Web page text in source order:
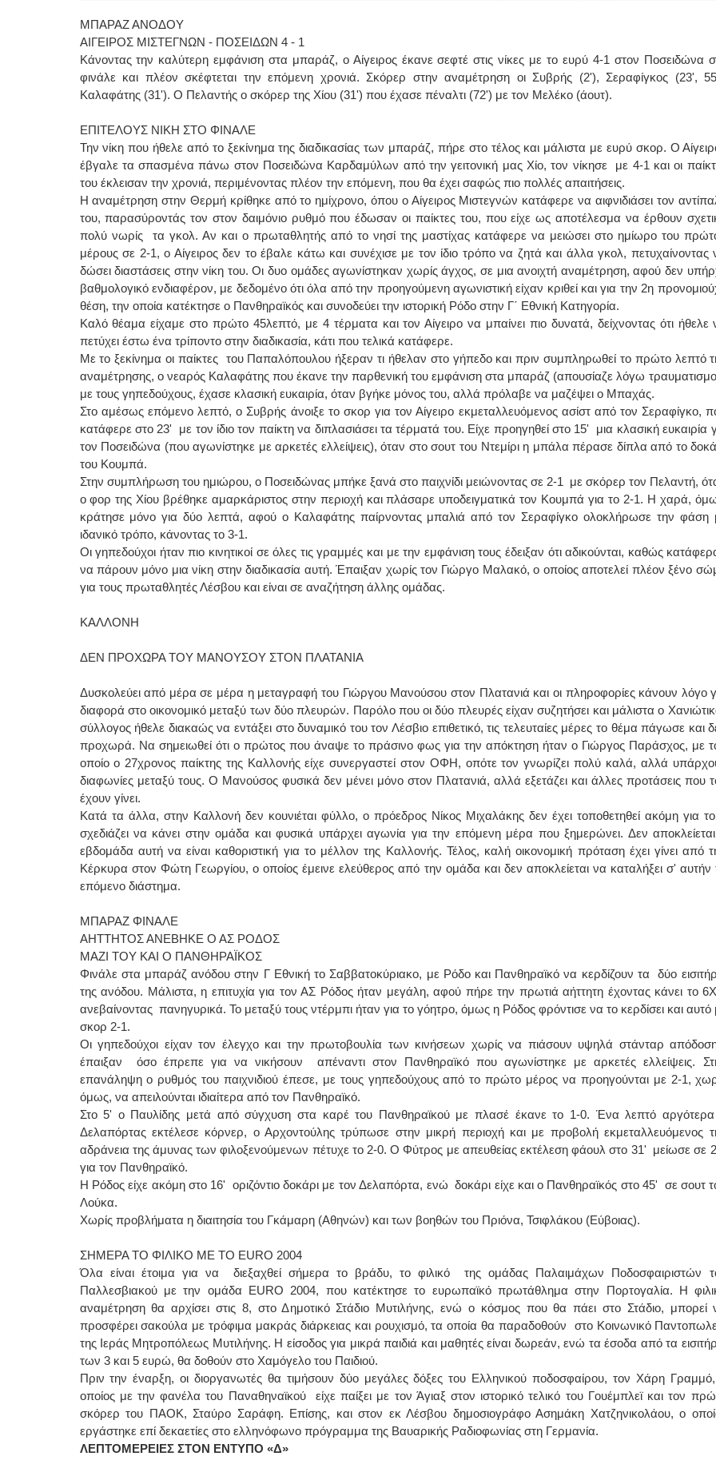
ΜΠΑΡΑΖ ΑΝΟΔΟΥ
ΑΙΓΕΙΡΟΣ ΜΙΣΤΕΓΝΩΝ - ΠΟΣΕΙΔΩΝ 4 - 1
Κάνοντας την καλύτερη εμφάνιση στα μπαράζ, ο Αίγειρος έκανε σεφτέ στις νίκες με το ευρύ 4-1 στον Ποσειδώνα
φινάλε και πλέον σκέφτεται την επόμενη χρονιά. Σκόρερ στην αναμέτρηση οι Συβρής (2'), Σεραφίγκος (23',
Καλαφάτης (31'). Ο Πελαντής ο σκόρερ της Χίου (31') που έχασε πέναλτι (72') με τον Μελέκο (άουτ).
ΕΠΙΤΕΛΟΥΣ ΝΙΚΗ ΣΤΟ ΦΙΝΑΛΕ
Την νίκη που ήθελε από το ξεκίνημα της διαδικασίας των μπαράζ, πήρε στο τέλος και μάλιστα με ευρύ σκορ. Ο
έβγαλε τα σπασμένα πάνω στον Ποσειδώνα Καρδαμύλων από την γειτονική μας Χίο, τον νίκησε με 4-1 και οι
του έκλεισαν την χρονιά, περιμένοντας πλέον την επόμενη, που θα έχει σαφώς πιο πολλές απαιτήσεις.
Η αναμέτρηση στην Θερμή κρίθηκε από το ημίχρονο, όπου ο Αίγειρος Μιστεγνών κατάφερε να αιφνιδιάσει τον
του, παρασύροντάς τον στον δαιμόνιο ρυθμό που έδωσαν οι παίκτες του, που είχε ως αποτέλεσμα να έρθουν
πολύ νωρίς τα γκολ. Αν και ο πρωταθλητής από το νησί της μαστίχας κατάφερε να μειώσει στο ημίωρο του
μέρους σε 2-1, ο Αίγειρος δεν το έβαλε κάτω και συνέχισε με τον ίδιο τρόπο να ζητά και άλλα γκολ, πετυχαίνοντας
δώσει διαστάσεις στην νίκη του. Οι δυο ομάδες αγωνίστηκαν χωρίς άγχος, σε μια ανοιχτή αναμέτρηση, αφού δεν
βαθμολογικό ενδιαφέρον, με δεδομένο ότι όλα από την προηγούμενη αγωνιστική είχαν κριθεί και για την 2η
θέση, την οποία κατέκτησε ο Πανθηραϊκός και συνοδεύει την ιστορική Ρόδο στην Γ΄ Εθνική Κατηγορία.
Καλό θέαμα είχαμε στο πρώτο 45λεπτό, με 4 τέρματα και τον Αίγειρο να μπαίνει πιο δυνατά, δείχνοντας ότι ήθελε
πετύχει έστω ένα τρίποντο στην διαδικασία, κάτι που τελικά κατάφερε.
Με το ξεκίνημα οι παίκτες του Παπαλόπουλου ήξεραν τι ήθελαν στο γήπεδο και πριν συμπληρωθεί το πρώτο λεπτό
αναμέτρησης, ο νεαρός Καλαφάτης που έκανε την παρθενική του εμφάνιση στα μπαράζ (απουσίαζε λόγω
με τους γηπεδούχους, έχασε κλασική ευκαιρία, όταν βγήκε μόνος του, αλλά πρόλαβε να μαζέψει ο Μπαχάς.
Στο αμέσως επόμενο λεπτό, ο Συβρής άνοιξε το σκορ για τον Αίγειρο εκμεταλλευόμενος ασίστ από τον Σεραφίγκο,
κατάφερε στο 23' με τον ίδιο τον παίκτη να διπλασιάσει τα τέρματά του. Είχε προηγηθεί στο 15' μια κλασική ευκαιρία
τον Ποσειδώνα (που αγωνίστηκε με αρκετές ελλείψεις), όταν στο σουτ του Ντεμίρι η μπάλα πέρασε δίπλα από το
του Κουμπά.
Στην συμπλήρωση του ημιώρου, ο Ποσειδώνας μπήκε ξανά στο παιχνίδι μειώνοντας σε 2-1 με σκόρερ τον Πελαντή,
ο φορ της Χίου βρέθηκε αμαρκάριστος στην περιοχή και πλάσαρε υποδειγματικά τον Κουμπά για το 2-1. Η χαρά,
κράτησε μόνο για δύο λεπτά, αφού ο Καλαφάτης παίρνοντας μπαλιά από τον Σεραφίγκο ολοκλήρωσε την φάση
ιδανικό τρόπο, κάνοντας το 3-1.
Οι γηπεδούχοι ήταν πιο κινητικοί σε όλες τις γραμμές και με την εμφάνιση τους έδειξαν ότι αδικούνται, καθώς
να πάρουν μόνο μια νίκη στην διαδικασία αυτή. Έπαιξαν χωρίς τον Γιώργο Μαλακό, ο οποίος αποτελεί πλέον ξένο
για τους πρωταθλητές Λέσβου και είναι σε αναζήτηση άλλης ομάδας.
ΚΑΛΛΟΝΗ
ΔΕΝ ΠΡΟΧΩΡΑ ΤΟΥ ΜΑΝΟΥΣΟΥ ΣΤΟΝ ΠΛΑΤΑΝΙΑ
Δυσκολεύει από μέρα σε μέρα η μεταγραφή του Γιώργου Μανούσου στον Πλατανιά και οι πληροφορίες κάνουν λόγο
διαφορά στο οικονομικό μεταξύ των δύο πλευρών. Παρόλο που οι δύο πλευρές είχαν συζητήσει και μάλιστα ο
σύλλογος ήθελε διακαώς να εντάξει στο δυναμικό του τον Λέσβιο επιθετικό, τις τελευταίες μέρες το θέμα πάγωσε και
προχωρά. Να σημειωθεί ότι ο πρώτος που άναψε το πράσινο φως για την απόκτηση ήταν ο Γιώργος Παράσχος, με
οποίο ο 27χρονος παίκτης της Καλλονής είχε συνεργαστεί στον ΟΦΗ, οπότε τον γνωρίζει πολύ καλά, αλλά
διαφωνίες μεταξύ τους. Ο Μανούσος φυσικά δεν μένει μόνο στον Πλατανιά, αλλά εξετάζει και άλλες προτάσεις που
έχουν γίνει.
Κατά τα άλλα, στην Καλλονή δεν κουνιέται φύλλο, ο πρόεδρος Νίκος Μιχαλάκης δεν έχει τοποθετηθεί ακόμη για το
σχεδιάζει να κάνει στην ομάδα και φυσικά υπάρχει αγωνία για την επόμενη μέρα που ξημερώνει. Δεν
εβδομάδα αυτή να είναι καθοριστική για το μέλλον της Καλλονής. Τέλος, καλή οικονομική πρόταση έχει γίνει από
Κέρκυρα στον Φώτη Γεωργίου, ο οποίος έμεινε ελεύθερος από την ομάδα και δεν αποκλείεται να καταλήξει σ' αυτήν
επόμενο διάστημα.
ΜΠΑΡΑΖ ΦΙΝΑΛΕ
ΑΗΤΤΗΤΟΣ ΑΝΕΒΗΚΕ Ο ΑΣ ΡΟΔΟΣ
ΜΑΖΙ ΤΟΥ ΚΑΙ Ο ΠΑΝΘΗΡΑΪΚΟΣ
Φινάλε στα μπαράζ ανόδου στην Γ Εθνική το Σαββατοκύριακο, με Ρόδο και Πανθηραϊκό να κερδίζουν τα δύο
της ανόδου. Μάλιστα, η επιτυχία για τον ΑΣ Ρόδος ήταν μεγάλη, αφού πήρε την πρωτιά αήττητη έχοντας κάνει το
ανεβαίνοντας πανηγυρικά. Το μεταξύ τους ντέρμπι ήταν για το γόητρο, όμως η Ρόδος φρόντισε να το κερδίσει και αυτό
σκορ 2-1.
Οι γηπεδούχοι είχαν τον έλεγχο και την πρωτοβουλία των κινήσεων χωρίς να πιάσουν υψηλά στάνταρ
έπαιξαν όσο έπρεπε για να νικήσουν απέναντι στον Πανθηραϊκό που αγωνίστηκε με αρκετές ελλείψεις.
επανάληψη ο ρυθμός του παιχνιδιού έπεσε, με τους γηπεδούχους από το πρώτο μέρος να προηγούνται με 2-1,
όμως, να απειλούνται ιδιαίτερα από τον Πανθηραϊκό.
Στο 5' ο Παυλίδης μετά από σύγχυση στα καρέ του Πανθηραϊκού με πλασέ έκανε το 1-0. Ένα λεπτό
Δελαπόρτας εκτέλεσε κόρνερ, ο Αρχοντούλης τρύπωσε στην μικρή περιοχή και με προβολή εκμεταλλευόμενος
αδράνεια της άμυνας των φιλοξενούμενων πέτυχε το 2-0. Ο Φύτρος με απευθείας εκτέλεση φάουλ στο 31' μείωσε σε
για τον Πανθηραϊκό.
Η Ρόδος είχε ακόμη στο 16' οριζόντιο δοκάρι με τον Δελαπόρτα, ενώ δοκάρι είχε και ο Πανθηραϊκός στο 45' σε σουτ
Λούκα.
Χωρίς προβλήματα η διαιτησία του Γκάμαρη (Αθηνών) και των βοηθών του Πριόνα, Τσιφλάκου (Εύβοιας).
ΣΗΜΕΡΑ ΤΟ ΦΙΛΙΚΟ ΜΕ ΤΟ EURO 2004
Όλα είναι έτοιμα για να διεξαχθεί σήμερα το βράδυ, το φιλικό της ομάδας Παλαιμάχων Ποδοσφαιριστών
Παλλεσβιακού με την ομάδα EURO 2004, που κατέκτησε το ευρωπαϊκό πρωτάθλημα στην Πορτογαλία. Η
αναμέτρηση θα αρχίσει στις 8, στο Δημοτικό Στάδιο Μυτιλήνης, ενώ ο κόσμος που θα πάει στο Στάδιο, μπορεί
προσφέρει σακούλα με τρόφιμα μακράς διάρκειας και ρουχισμό, τα οποία θα παραδοθούν στο Κοινωνικό
της Ιεράς Μητροπόλεως Μυτιλήνης. Η είσοδος για μικρά παιδιά και μαθητές είναι δωρεάν, ενώ τα έσοδα από τα
των 3 και 5 ευρώ, θα δοθούν στο Χαμόγελο του Παιδιού.
Πριν την έναρξη, οι διοργανωτές θα τιμήσουν δύο μεγάλες δόξες του Ελληνικού ποδοσφαίρου, τον Χάρη
οποίος με την φανέλα του Παναθηναϊκού είχε παίξει με τον Άγιαξ στον ιστορικό τελικό του Γουέμπλεϊ και τον
σκόρερ του ΠΑΟΚ, Σταύρο Σαράφη. Επίσης, και στον εκ Λέσβου δημοσιογράφο Ασημάκη Χατζηνικολάου, ο
εργάστηκε επί δεκαετίες στο ελληνόφωνο πρόγραμμα της Βαυαρικής Ραδιοφωνίας στη Γερμανία.
ΛΕΠΤΟΜΕΡΕΙΕΣ ΣΤΟΝ ΕΝΤΥΠΟ «Δ»
ΙΩΑΝΝΗΣ Α. ΜΑΛΛΙΑΣ
ΧΕΙΡΟΥΡΓΟΣ
Καλλιπόλεως 3,Νέα Σμύρνη,
τηλ:210-9320215
Καβέτσου 10, Μυτιλήνη, τηλ:
2251038065
Χειρουργός Ωτορινολαρυγγολόγος
Έλενα Μπούμπα
Στρατιωτικός Ιατρός
Διδ.Παν.Αθηνών
Διπλωματούχος Ευρ.Ακαδημίας
Πάρνηθας 95-97 Αχαρναί
2102467085 & 6938502258
email- elenboumpa@gmail.com